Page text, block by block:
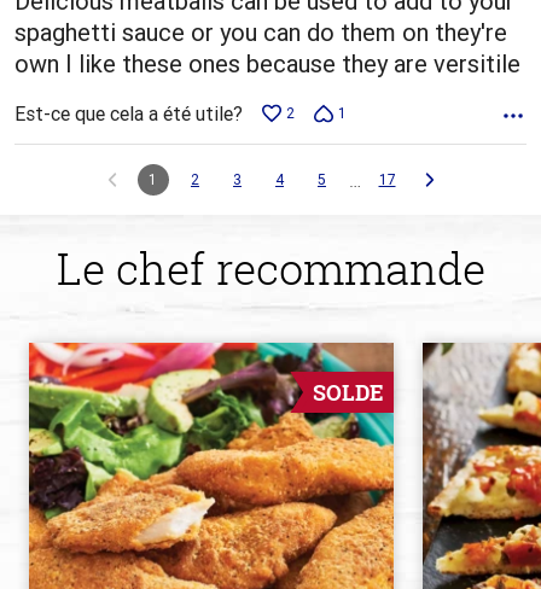
spaghetti sauce or you can do them on they're
own I like these ones because they are versitile
Est-ce que cela a été utile? 2 1
1 2 3 4 5 … 17
Le chef recommande
SOLDE